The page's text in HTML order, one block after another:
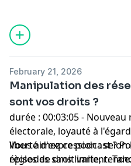
February 21, 2026
Manipulation des
sont vos droits ?
durée : 00:03:05 -
électorale, loyauté à
liberté d'expression : selon
règles de droit varient.
Vous aimez ce podcast ?
épisodes sans limite,